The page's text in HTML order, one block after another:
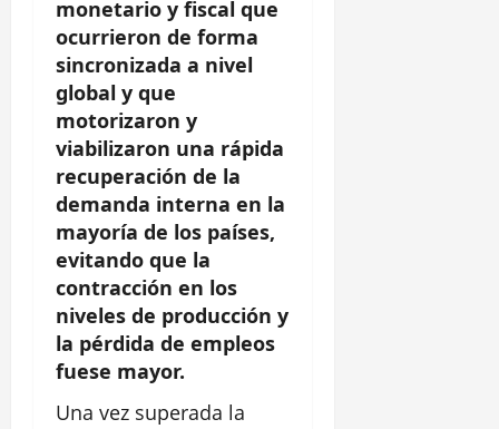
monetario y fiscal que
ocurrieron de forma
sincronizada a nivel
global y que
motorizaron y
viabilizaron una rápida
recuperación de la
demanda interna en la
mayoría de los países,
evitando que la
contracción en los
niveles de producción y
la pérdida de empleos
fuese mayor.
Una vez superada la